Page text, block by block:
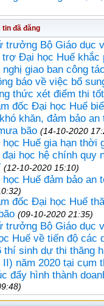
tin đã đăng
trưởng Bộ Giáo dục
trợ Đại học Huế khắc
nghị giao ban công
báo về việc bổ
thức xét điểm thi
đốc Đại học Huế
khăn, đảm bảo
bão (14-10-2020
Huế gia hạn thời
đại học hệ chính quy
(12-10-2020 15:10)
Huế đảm bảo an
đốc Đại học Huế
(09-10-2020 21:35)
trưởng Bộ Giáo dục
Huế về tiến độ các
thí sinh dự thi thăng
II) năm 2020 tại cụm
đẩy hình thành